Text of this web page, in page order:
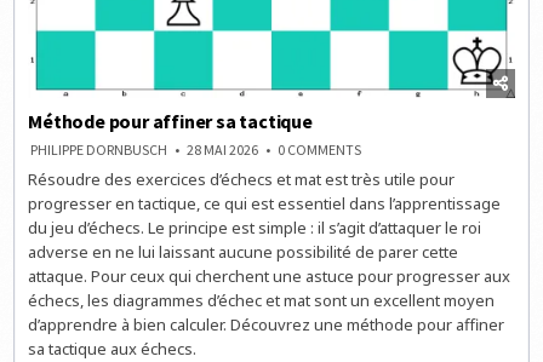
Méthode pour affiner sa tactique
PHILIPPE DORNBUSCH 28 MAI 2026 0 COMMENTSON
POUR
AFFINER
SA
TACTIQUE
Résoudre des exercices d’échecs et mat est très utile pour
progresser en tactique, ce qui est essentiel dans l’apprentissage
du jeu d’échecs. Le principe est simple : il s’agit d’attaquer le roi
adverse en ne lui laissant aucune possibilité de parer cette
attaque. Pour ceux qui cherchent une astuce pour progresser aux
échecs, les diagrammes d’échec et mat sont un excellent moyen
d’apprendre à bien calculer. Découvrez une méthode pour affiner
sa tactique aux échecs.